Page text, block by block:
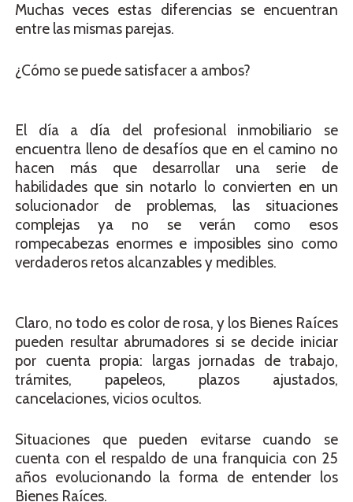
Muchas veces estas diferencias se encuentran
entre las mismas parejas.
¿Cómo se puede satisfacer a ambos?
El día a día del profesional inmobiliario se
encuentra lleno de desafíos que en el camino no
hacen más que desarrollar una serie de
habilidades que sin notarlo lo convierten en un
solucionador de problemas, las situaciones
complejas ya no se verán como esos
rompecabezas enormes e imposibles sino como
verdaderos retos alcanzables y medibles.
Claro, no todo es color de rosa, y los Bienes Raíces
pueden resultar abrumadores si se decide iniciar
por cuenta propia: largas jornadas de trabajo,
trámites, papeleos, plazos ajustados,
cancelaciones, vicios ocultos.
Situaciones que pueden evitarse cuando se
cuenta con el respaldo de una franquicia con 25
años evolucionando la forma de entender los
Bienes Raíces.